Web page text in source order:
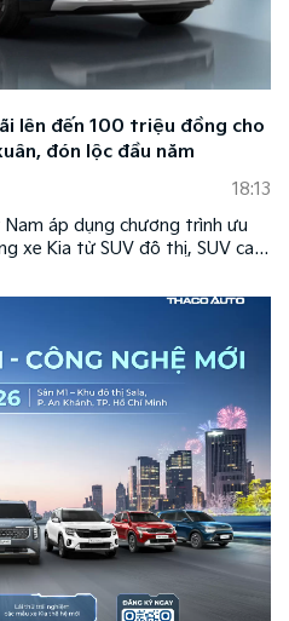
lên đến 100 triệu đồng cho
đón lộc đầu năm
18:13
áp dụng chương trình ưu
xe Kia từ SUV đô thị, SUV cao